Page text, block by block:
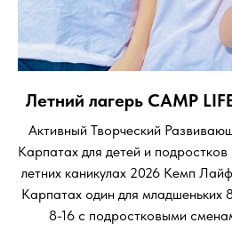
Летний лагерь CAMP
Активный Творческий
Карпатах для детей и
летних каникулах 2026 Кемп
Карпатах один для младшеньких
8-16 с подростковыми